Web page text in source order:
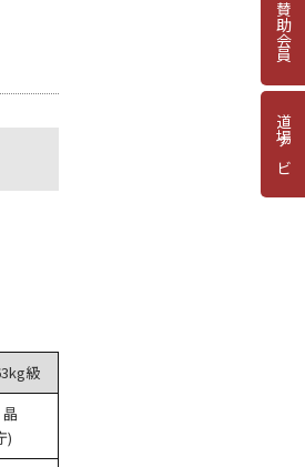
賛助会員
道場ナビ
級
)